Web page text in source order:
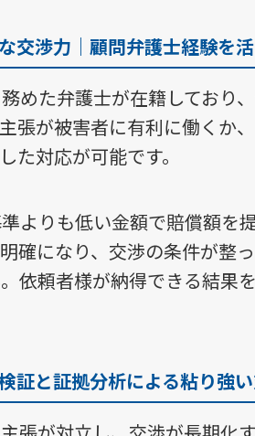
渉力｜顧問弁護士経験を
めた弁護士が在籍しており
張が被害者に有利に働くか
た対応が可能です。
よりも低い金額で賠償額を
確になり、交渉の条件が整
依頼者様が納得できる結果
証と証拠分析による粘り強